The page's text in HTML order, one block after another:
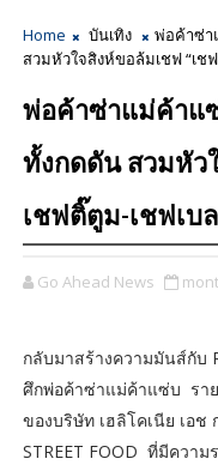
Home บันเทิง
พ่อค้าซ่า
สวมหัวใจสิงห์ขอล้มเชฟ “เช
พ่อค้าซ่าแม่ค้าแ
ทั้งกดดัน สวมหัว
เชฟติ๊ตูม-เชฟเบ
Go Ahead News
กลับมาสร้างความมันส์กับ
ศึกพ่อค้าซ่าแม่ค้าแซ่บ รา
ของบริษัท เฮลิโคเนีย เอช
STREET FOOD ที่มีควา